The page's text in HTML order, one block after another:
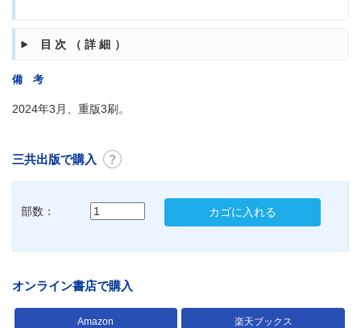
目次（詳細）
備 考
2024年3月、重版3刷。
三共出版で購入 ?
部数： カゴに入れる
オンライン書店で購入
Amazon 楽天ブックス